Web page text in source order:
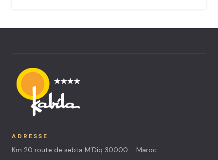
ADRESSE
Km 20 route de sebta M´Diq 30000 – Maroc